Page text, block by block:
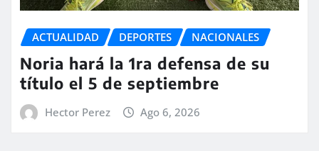
ACTUALIDAD DEPORTES NACIONALES
Noria hará la 1ra defensa de su
título el 5 de septiembre
Hector Perez Ago 6, 2026